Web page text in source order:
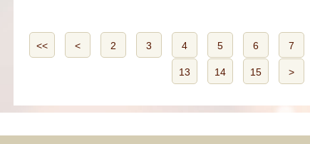
<< < 2 3 4 5 6 7
13 14 15 >